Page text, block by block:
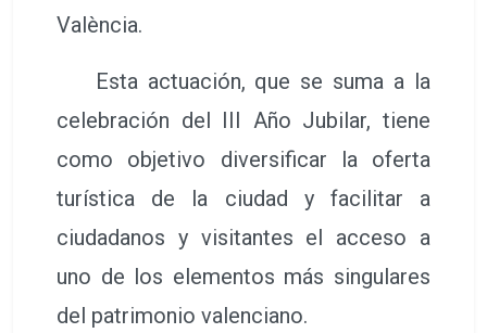
València.
Esta actuación, que se suma a la
celebración del III Año Jubilar, tiene
como objetivo diversificar la oferta
turística de la ciudad y facilitar a
ciudadanos y visitantes el acceso a
uno de los elementos más singulares
del patrimonio valenciano.